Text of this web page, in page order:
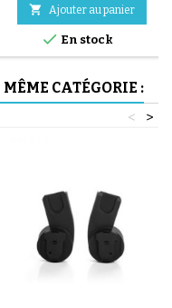
 Ajouter au panier
 En stock
CATÉGORIE :
>
<